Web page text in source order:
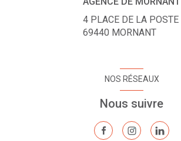
4 PLACE DE LA POSTE
69440 MORNANT
NOS RÉSEAUX
Nous suivre